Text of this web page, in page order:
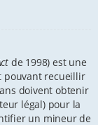
de 1998) est une
pouvant recueillir
doivent obtenir
légal) pour la
un mineur de